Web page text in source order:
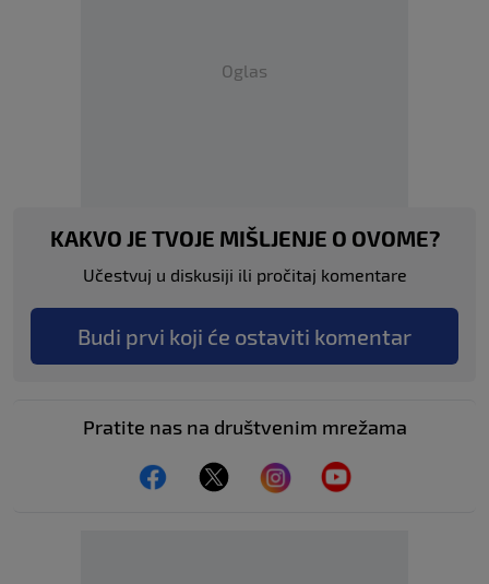
Oglas
KAKVO JE TVOJE MIŠLJENJE O OVOME?
Učestvuj u diskusiji ili pročitaj komentare
Budi prvi koji će ostaviti komentar
Pratite nas na društvenim mrežama